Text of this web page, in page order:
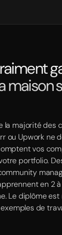
maison
la majorité des
ou Upwork ne
vos
portfolio.
en 2
Le diplôme
de